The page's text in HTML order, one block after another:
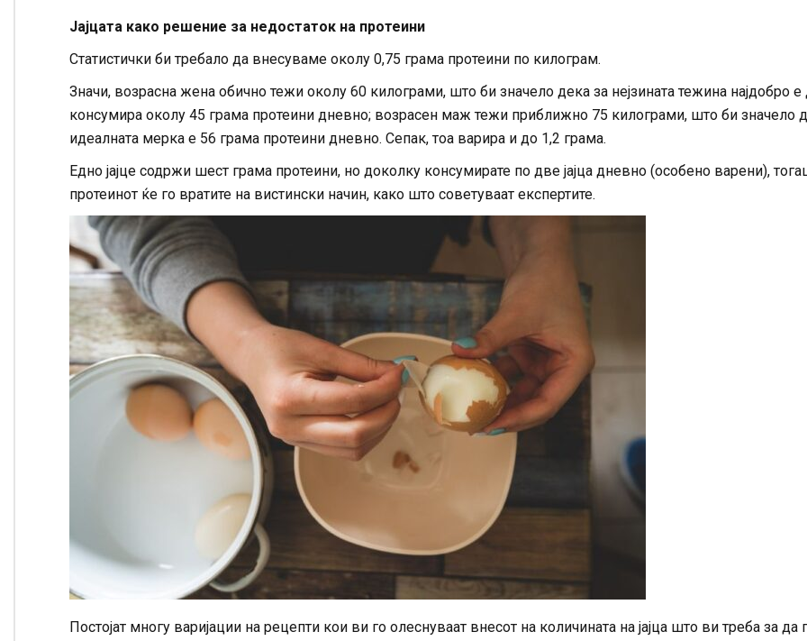
Јајцата како решение за недостаток на протеини
Статистички би требало да внесуваме околу 0,75 грама протеини по килограм.
Значи, возрасна жена обично тежи околу 60 килограми, што би значело дека за нејзината тежина најдобро е
консумира околу 45 грама протеини дневно; возрасен маж тежи приближно 75 килограми, што би значело
идеалната мерка е 56 грама протеини дневно. Сепак, тоа варира и до 1,2 грама.
Едно јајце содржи шест грама протеини, но доколку консумирате по две јајца дневно (особено варени),
протеинот ќе го вратите на вистински начин, како што советуваат експертите.
Постојат многу варијации на рецепти кои ви го олеснуваат внесот на количината на јајца што ви треба за да